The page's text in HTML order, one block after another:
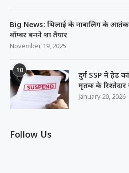
Big News: भिलाई के नाबालिग के
बॉम्बर बनने था तैयार
November 19, 2025
10
दुर्ग SSP ने हेड
मृतक के रिश्तेदार
January 20, 2026
Follow Us